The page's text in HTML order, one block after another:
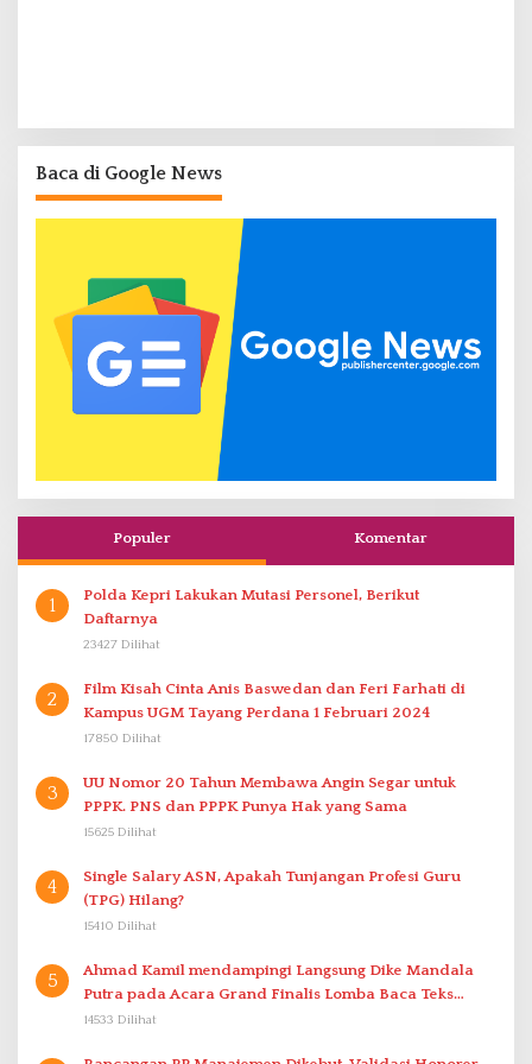
Baca di Google News
Populer Komentar
1
Polda Kepri Lakukan Mutasi Personel, Berikut
Daftarnya
23427 Dilihat
2
Film Kisah Cinta Anis Baswedan dan Feri Farhati di
Kampus UGM Tayang Perdana 1 Februari 2024
17850 Dilihat
3
UU Nomor 20 Tahun Membawa Angin Segar untuk
PPPK. PNS dan PPPK Punya Hak yang Sama
15625 Dilihat
4
Single Salary ASN, Apakah Tunjangan Profesi Guru
(TPG) Hilang?
15410 Dilihat
5
Ahmad Kamil mendampingi Langsung Dike Mandala
Putra pada Acara Grand Finalis Lomba Baca Teks
Proklamasi Mirip Bung Karno di Bali
14533 Dilihat